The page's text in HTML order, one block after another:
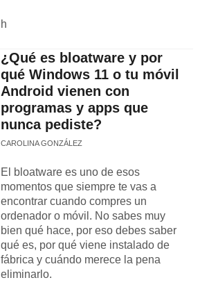
h
¿Qué es bloatware y por
qué Windows 11 o tu móvil
Android vienen con
programas y apps que
nunca pediste?
CAROLINA GONZÁLEZ
El bloatware es uno de esos
momentos que siempre te vas a
encontrar cuando compres un
ordenador o móvil. No sabes muy
bien qué hace, por eso debes saber
qué es, por qué viene instalado de
fábrica y cuándo merece la pena
eliminarlo.